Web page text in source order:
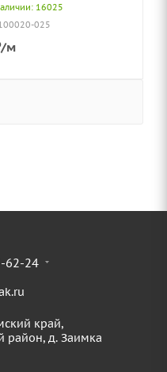
16025
025
/м
62-24
край,
район, д. Заимка